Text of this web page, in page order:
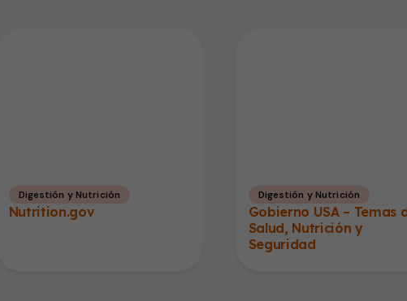
Digestión y Nutrición
Nutrition.gov
Digestión y Nutrición
Gobierno USA – Temas
Salud, Nutrición y
Seguridad